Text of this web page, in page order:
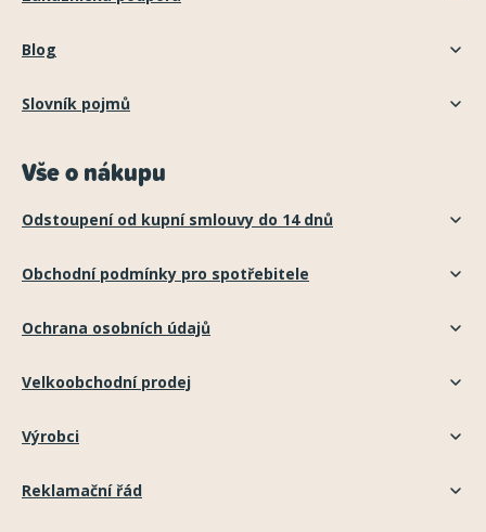
Blog
Slovník pojmů
Vše o nákupu
Odstoupení od kupní smlouvy do 14 dnů
Obchodní podmínky pro spotřebitele
Ochrana osobních údajů
Velkoobchodní prodej
Výrobci
Reklamační řád